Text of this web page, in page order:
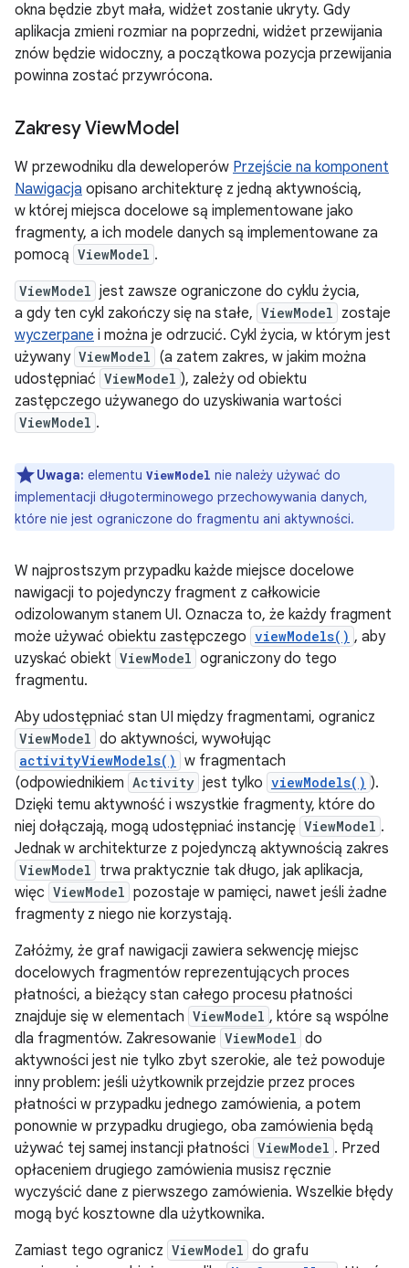
okna będzie zbyt mała, widżet zostanie ukryty. Gdy
aplikacja zmieni rozmiar na poprzedni, widżet przewijania
znów będzie widoczny, a początkowa pozycja przewijania
powinna zostać przywrócona.
Zakresy ViewModel
W przewodniku dla deweloperów Przejście na komponent
Nawigacja opisano architekturę z jedną aktywnością,
w której miejsca docelowe są implementowane jako
fragmenty, a ich modele danych są implementowane za
pomocą ViewModel .
ViewModel jest zawsze ograniczone do cyklu życia,
a gdy ten cykl zakończy się na stałe, ViewModel zostaje
wyczerpane i można je odrzucić. Cykl życia, w którym jest
używany ViewModel (a zatem zakres, w jakim można
udostępniać ViewModel ), zależy od obiektu
zastępczego używanego do uzyskiwania wartości
ViewModel .
Uwaga: elementu ViewModel nie należy używać do
implementacji długoterminowego przechowywania danych,
które nie jest ograniczone do fragmentu ani aktywności.
W najprostszym przypadku każde miejsce docelowe
nawigacji to pojedynczy fragment z całkowicie
odizolowanym stanem UI. Oznacza to, że każdy fragment
może używać obiektu zastępczego viewModels() , aby
uzyskać obiekt ViewModel ograniczony do tego
fragmentu.
Aby udostępniać stan UI między fragmentami, ogranicz
ViewModel do aktywności, wywołując
activityViewModels() w fragmentach
(odpowiednikiem Activity jest tylko viewModels() ).
Dzięki temu aktywność i wszystkie fragmenty, które do
niej dołączają, mogą udostępniać instancję ViewModel .
Jednak w architekturze z pojedynczą aktywnością zakres
ViewModel trwa praktycznie tak długo, jak aplikacja,
więc ViewModel pozostaje w pamięci, nawet jeśli żadne
fragmenty z niego nie korzystają.
Załóżmy, że graf nawigacji zawiera sekwencję miejsc
docelowych fragmentów reprezentujących proces
płatności, a bieżący stan całego procesu płatności
znajduje się w elementach ViewModel , które są wspólne
dla fragmentów. Zakresowanie ViewModel do
aktywności jest nie tylko zbyt szerokie, ale też powoduje
inny problem: jeśli użytkownik przejdzie przez proces
płatności w przypadku jednego zamówienia, a potem
ponownie w przypadku drugiego, oba zamówienia będą
używać tej samej instancji płatności ViewModel . Przed
opłaceniem drugiego zamówienia musisz ręcznie
wyczyścić dane z pierwszego zamówienia. Wszelkie błędy
mogą być kosztowne dla użytkownika.
Zamiast tego ogranicz ViewModel do grafu